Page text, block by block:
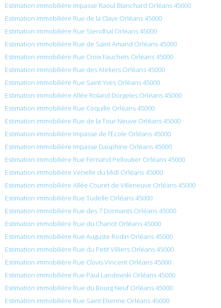
Estimation immobilière Impasse Raoul Blanchard Orléans 45000
Estimation immobilière Rue de la Claye Orléans 45000
Estimation immobilière Rue Stendhal Orléans 45000
Estimation immobilière Rue de Saint Amand Orléans 45000
Estimation immobilière Rue Croix Fauchets Orléans 45000
Estimation immobilière Rue des Ateliers Orléans 45000
Estimation immobilière Rue Saint Yves Orléans 45000
Estimation immobilière Allée Roland Dorgeles Orléans 45000
Estimation immobilière Rue Coquille Orléans 45000
Estimation immobilière Rue de la Tour Neuve Orléans 45000
Estimation immobilière Impasse de l’École Orléans 45000
Estimation immobilière Impasse Dauphine Orléans 45000
Estimation immobilière Rue Fernand Pelloutier Orléans 45000
Estimation immobilière Venelle du Midi Orléans 45000
Estimation immobilière Allée Couret de Villeneuve Orléans 45000
Estimation immobilière Rue Tudelle Orléans 45000
Estimation immobilière Rue des 7 Dormants Orléans 45000
Estimation immobilière Rue du Chariot Orléans 45000
Estimation immobilière Rue Auguste Rodin Orléans 45000
Estimation immobilière Rue du Petit Villiers Orléans 45000
Estimation immobilière Rue Clovis Vincent Orléans 45000
Estimation immobilière Rue Paul Landowski Orléans 45000
Estimation immobilière Rue du Bourg Neuf Orléans 45000
Estimation immobilière Rue Saint Etienne Orléans 45000